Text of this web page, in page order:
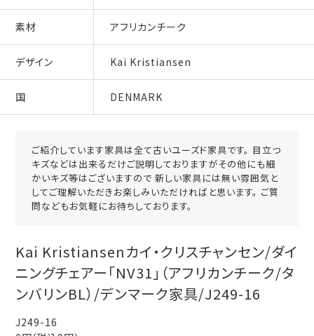
素材 アフリカンチーク
デザイン Kai Kristiansen
国 DENMARK
ご紹介しています家具は全て古いユーズド家具です。 目立つ
キズなどは出来るだけご説明しておりますがその他にも細
かいキズ等はございますので 新しい家具には無い雰囲気と
してご理解いただきお楽しみいただければと思います。 ご質
問などもお気軽にお待ちしております。
Kai Kristiansenカイ・クリスチャンセン/ダイ
ニングチェアー「NV31」（アフリカンチーク/タ
ンバリンBL）/デンマーク家具/J249-16
J249-16